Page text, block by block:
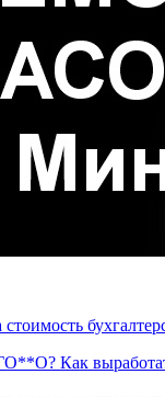
Как